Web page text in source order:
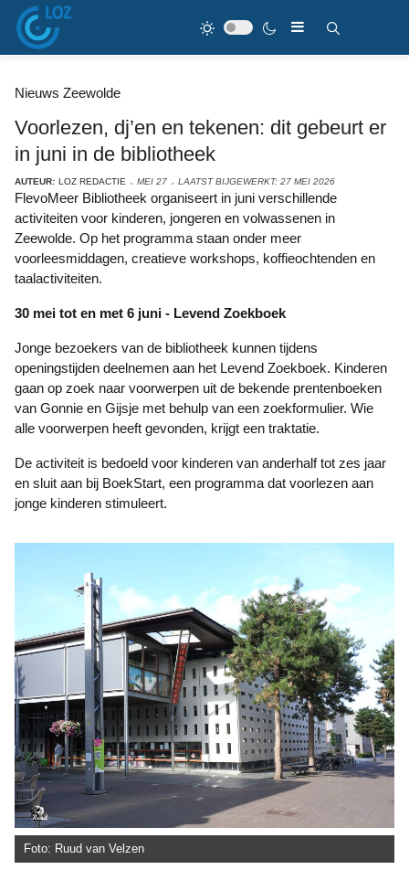
Nieuws Zeewolde
Voorlezen, dj’en en tekenen: dit gebeurt er
in juni in de bibliotheek
AUTEUR: LOZ REDACTIE MEI 27 LAATST BIJGEWERKT: 27 MEI 2026
FlevoMeer Bibliotheek organiseert in juni verschillende
activiteiten voor kinderen, jongeren en volwassenen in
Zeewolde. Op het programma staan onder meer
voorleesmiddagen, creatieve workshops, koffieochtenden en
taalactiviteiten.
30 mei tot en met 6 juni - Levend Zoekboek
Jonge bezoekers van de bibliotheek kunnen tijdens
openingstijden deelnemen aan het Levend Zoekboek. Kinderen
gaan op zoek naar voorwerpen uit de bekende prentenboeken
van Gonnie en Gijsje met behulp van een zoekformulier. Wie
alle voorwerpen heeft gevonden, krijgt een traktatie.
De activiteit is bedoeld voor kinderen van anderhalf tot zes jaar
en sluit aan bij BoekStart, een programma dat voorlezen aan
jonge kinderen stimuleert.
Foto: Ruud van Velzen